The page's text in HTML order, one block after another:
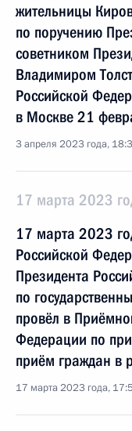
жительницы
по поручению
советником
Владимиром
Российской
в Москве 21
3 апреля 2023 года,
17 марта 2023
17 марта 2023
Российской
Президента
по
провёл в
Федерации по
приём граждан в
17 марта 2023 года,